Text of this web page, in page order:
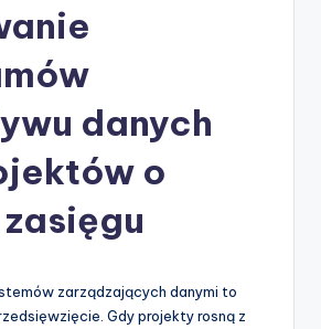
danych
o
zarządzających danymi to
Gdy projekty rosną z